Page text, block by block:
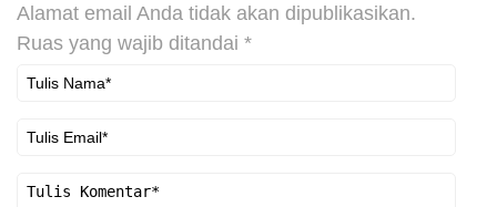
Alamat email Anda tidak akan dipublikasikan.
Ruas yang wajib ditandai *